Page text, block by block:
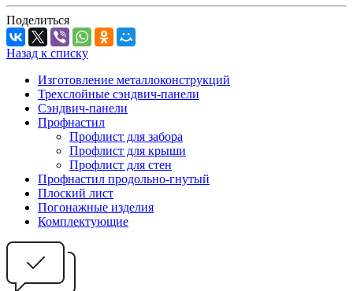
Поделиться
Назад к списку
Изготовление металлоконструкций
Трехслойные сэндвич-панели
Сэндвич-панели
Профнастил
Профлист для забора
Профлист для крыши
Профлист для стен
Профнастил продольно-гнутый
Плоский лист
Погонажные изделия
Комплектующие